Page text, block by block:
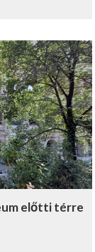
előtti térre